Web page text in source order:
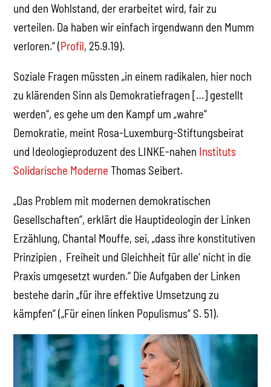
und den Wohlstand, der erarbeitet wird, fair zu
verteilen. Da haben wir einfach irgendwann den Mumm
verloren.“ (Profil, 25.9.19).
Soziale Fragen müssten „in einem radikalen, hier noch
zu klärenden Sinn als Demokratiefragen […] gestellt
werden“, es gehe um den Kampf um „wahre“
Demokratie, meint Rosa-Luxemburg-Stiftungsbeirat
und Ideologieproduzent des LINKE-nahen Instituts
Solidarische Moderne Thomas Seibert.
„Das Problem mit modernen demokratischen
Gesellschaften“, erklärt die Hauptideologin der Linken
Erzählung, Chantal Mouffe, sei, „dass ihre konstitutiven
Prinzipien ‚Freiheit und Gleichheit für alle‘ nicht in die
Praxis umgesetzt wurden.“ Die Aufgaben der Linken
bestehe darin „für ihre effektive Umsetzung zu
kämpfen“ („Für einen linken Populismus“ S. 51).